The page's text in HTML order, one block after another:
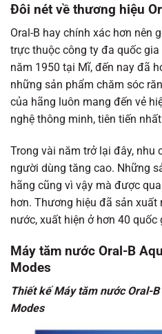
Đôi nét về thương hiệu
Oral-B hay chính xác hơn nên
trực thuộc công ty đa quốc gia
năm 1950 tại Mĩ, đến nay đã
những sản phẩm chăm sóc
của hãng luôn mang đến vẻ
nghệ thông minh, tiên tiến
Trong vài năm trở lại đây, nhu
người dùng tăng cao. Những
hãng cũng vì vậy mà được
hơn. Thương hiệu đã sản xuất
nước, xuất hiện ở hơn 40 quốc
Máy tăm nước Oral-B
Modes
Thiết kếMáy tăm nước Oral-
Modes